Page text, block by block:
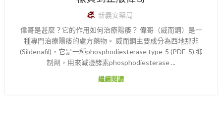
新義安藥局
偉哥是甚麼？它的作用如何治療陽痿？ 偉哥（威而鋼）是一
種專門治療陽痿的處方藥物。 威而鋼主要成分為西地那非
(Sildenafil)，它是一種phosphodiesterase type-5 (PDE-5) 抑
制劑，用來減漫酵素phosphodiesterase ...
繼續閱讀